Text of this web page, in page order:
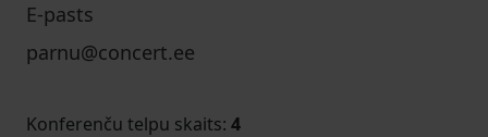
E-pasts
parnu@concert.ee
Konferenču telpu skaits: 4